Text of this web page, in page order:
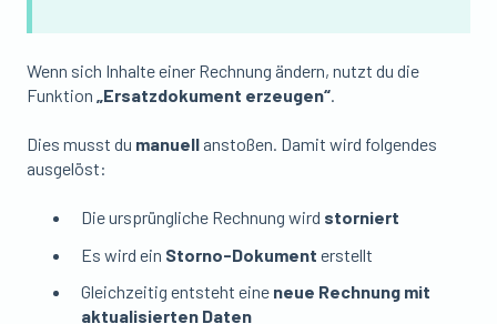
Wenn sich Inhalte einer Rechnung ändern, nutzt du die
Funktion „Ersatzdokument erzeugen“
Dies musst du manuell anstoßen. Damit wird folgendes
ausgelöst:
Die ursprüngliche Rechnung wird storniert
Es wird ein Storno-Dokument erstellt
Gleichzeitig entsteht eine neue Rechnung mit
aktualisierten Daten